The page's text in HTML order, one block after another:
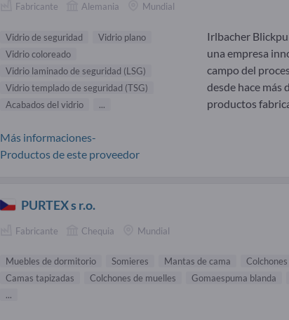
Fabricante Alemania Mundial
Vidrio de seguridad
Vidrio plano
Vidrio coloreado
Vidrio laminado de seguridad (LSG)
Vidrio templado de seguridad (TSG)
Acabados del vidrio
...
Irlbacher
una empresa
campo del
desde hace más
productos
Más informaciones-
Productos de este proveedor
PURTEX s r.o.
Fabricante Chequia Mundial
Muebles de dormitorio Somieres Mantas de cama
Camas tapizadas
Colchones de muelles Gomaespuma blanda
...